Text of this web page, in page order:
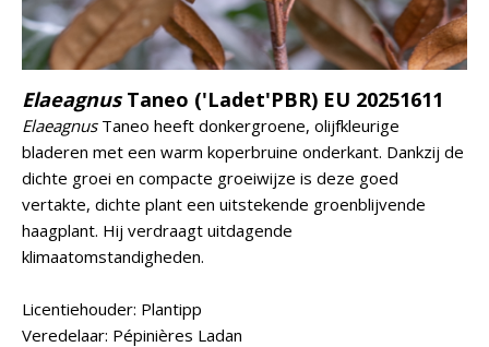
ElaeagnusTaneo ('Ladet'PBR) EU 20251611
ElaeagnusTaneo heeft donkergroene, olijfkleurige
bladeren met een warm koperbruine onderkant. Dankzij de
dichte groei en compacte groeiwijze is deze goed
vertakte, dichte plant een uitstekende groenblijvende
haagplant. Hij verdraagt uitdagende
klimaatomstandigheden.
Licentiehouder: Plantipp
Veredelaar: Pépinières Ladan